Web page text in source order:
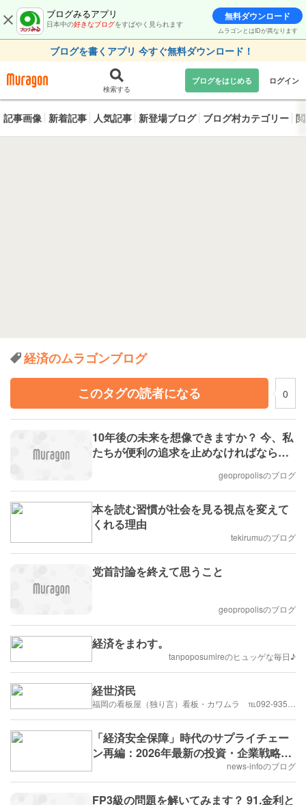
ブログみるアプリ
日本中の好きなブログをすばやく見られます
無料ダウンロード
ムラゴンとはIDが異なります
ブログを書くアプリ 今すぐ無料ダウンロード！
検索する
ブログをはじめる ログイン
記事画像 新着記事 人気記事 新登場ブログ ブログ村カテゴリー
経済のムラゴンブログ
このタグの読者になる
0
10年後の未来を想像できますか？ 今、私
たちが便利の追求を止めなければならな
geopropolisのブログ
本を読む習慣が社会を見る視点を変えて
くれる理由
tekirumuのブログ
党首討論を終えて思うこと
geopropolisのブログ
経済をまわす。
tanpoposumireのヒュッゲな毎日♪
経世済民
「経済安全保障」時代のサプライチェー
ン再編：2026年最新の投資・企業戦略を
news-infoのブログ
FP3級の問題を解いてみます？ 91.金利と